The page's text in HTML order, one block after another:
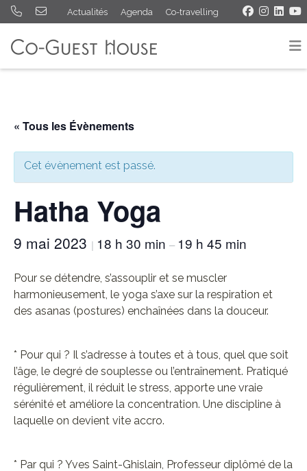
Actualités Agenda Co-travelling
« Tous les Évènements
Cet évènement est passé.
Hatha Yoga
9 mai 2023 | 18 h 30 min – 19 h 45 min
Pour se détendre, s’assouplir et se muscler
harmonieusement, le yoga s’axe sur la respiration et
des asanas (postures) enchaînées dans la douceur.
* Pour qui ? Il s’adresse à toutes et à tous, quel que soit
l’âge, le degré de souplesse ou l’entraînement. Pratiqué
régulièrement, il réduit le stress, apporte une vraie
sérénité et améliore la concentration. Une discipline à
laquelle on devient vite accro.
* Par qui ? Yves Saint-Ghislain, Professeur diplômé de la